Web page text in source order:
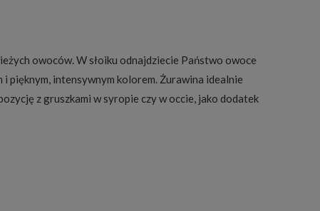
owoców. W słoiku odnajdziecie Państwo owoce
pięknym, intensywnym kolorem. Żurawina idealnie
z gruszkami w syropie czy w occie, jako dodatek